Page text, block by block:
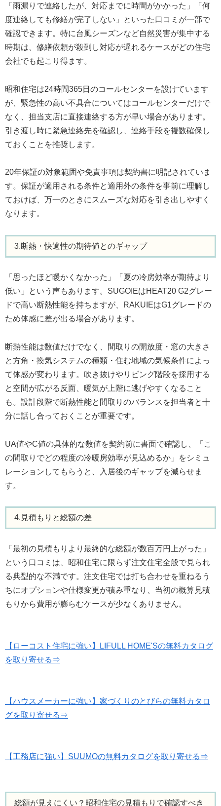
「雨漏りで連絡したが、対応までに時間がかかった」「何
度連絡しても修繕が完了しない」といった口コミが一部で
確認できます。特に台風シーズンなど自然災害が集中する
時期は、修繕依頼が殺到し対応が遅れるケースがどの住宅
会社でも起こり得ます。
昭和住宅は24時間365日のコールセンターを設けています
が、緊急性の高い不具合についてはコールセンターだけで
なく、担当支店に直接連絡する方が早い場合があります。
引き渡し時に緊急連絡先を確認し、連絡手段を複数確保し
ておくことを推奨します。
20年保証の対象範囲や免責事項は契約書に明記されていま
す。保証が適用される条件と適用外の条件を事前に理解し
ておけば、万一のときにスムーズな対応を引き出しやすく
なります。
3.断熱・快適性の期待値とのギャップ
「思ったほど暖かくなかった」「夏の冷房効率が期待より
低い」という声もあります。SUGOIEはHEAT20 G2グレー
ドで高い断熱性能を持ちますが、RAKUIEはG1グレードの
ため体感に差が出る場合があります。
断熱性能は数値だけでなく、間取りの開放度・窓の大きさ
と方角・換気システムの種類・住む地域の気候条件によっ
て体感が変わります。吹き抜けやリビング階段を採用する
と空間が広がる反面、暖気が上階に逃げやすくなること
も。設計段階で断熱性能と間取りのバランスを担当者と十
分に話し合っておくことが重要です。
UA値やC値の具体的な数値を契約前に書面で確認し、「こ
の間取りでどの程度の冷暖房効率が見込めるか」をシミュ
レーションしてもらうと、入居後のギャップを減らせま
す。
4.見積もりと総額の差
「最初の見積もりより最終的な総額が数百万円上がった」
という口コミは、昭和住宅に限らず注文住宅全般で見られ
る典型的な不満です。注文住宅では打ち合わせを重ねるう
ちにオプションや仕様変更が積み重なり、当初の概算見積
もりから費用が膨らむケースが少なくありません。
【ローコスト住宅に強い】LIFULL HOME'Sの無料カタログ
を取り寄せる⇒
【ハウスメーカーに強い】家づくりのとびらの無料カタロ
グを取り寄せる⇒
【工務店に強い】SUUMOの無料カタログを取り寄せる⇒
総額が見えにくい？昭和住宅の見積もりで確認すべき